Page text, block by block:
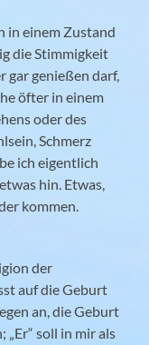
in einem Zustand
die Stimmigkeit
gar genießen darf,
öfter in einem
oder des
Schmerz
ich eigentlich
hin. Etwas,
kommen.
der
auf die Geburt
an, die Geburt
„Er“ soll in mir als